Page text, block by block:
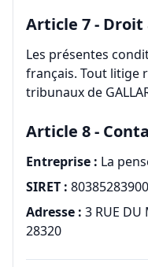
Article 7 -
Les présentes
français. Tout litige
tribunaux de
Article 8 -
Entreprise : La
SIRET :
Adresse : 3 RUE DU
28320